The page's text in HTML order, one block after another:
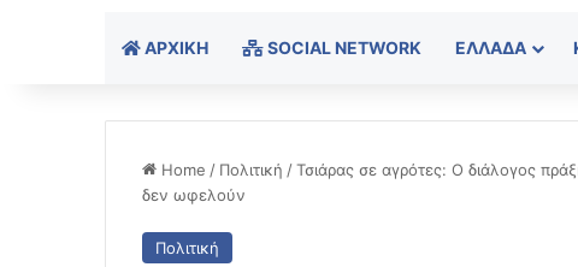
ΑΡΧΙΚΉ SOCIAL NETWORK ΕΛΛΆΔΑ
Home / Πολιτική /Τσιάρας σε αγρότες: Ο διάλογος
δεν ωφελούν
Πολιτική